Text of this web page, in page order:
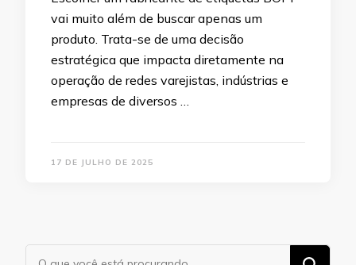
vai muito além de buscar apenas um
produto. Trata-se de uma decisão
estratégica que impacta diretamente na
operação de redes varejistas, indústrias e
empresas de diversos …
17 DE JULHO DE 2025
Procurando